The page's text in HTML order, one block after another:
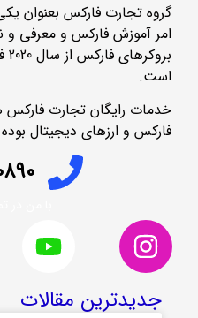
گروه تجارت فارکس بعنوان
امر آموزش فارکس و معرفی
است.
خدمات رایگان تجارت فارکس
فارکس و ارزهای دیجیتال
جدیدترین مقالات